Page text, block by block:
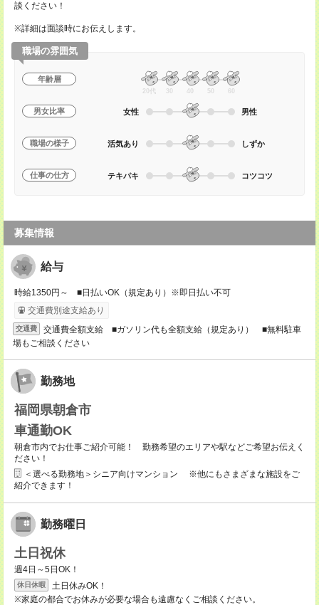
談ください！
※詳細は面談時にお伝えします。
職場の雰囲気
年齢層
20代 30 40 50 60
男女比率 女性 男性
職場の様子 活気あり しずか
仕事の仕方 テキパキ コツコツ
募集情報
給与
時給1350円～ ■日払いOK（規定あり）※即日払い不可
交通費別途支給あり
交通費
交通費全額支給 ■ガソリン代も全額支給（規定あり） ■無料駐車
場もご相談ください
勤務地
福岡県朝倉市
車通勤OK
朝倉市内でお仕事ご紹介可能！ 勤務希望のエリアや駅などご希望お伝えく
ださい！
＜選べる勤務地＞シニア向けマンション ※他にもさまざまな施設をご
紹介できます！
勤務曜日
土日祝休
週4日～5日OK！
休日休暇
土日休みOK！
※家庭の都合でお休みが必要な場合も遠慮なくご相談ください。